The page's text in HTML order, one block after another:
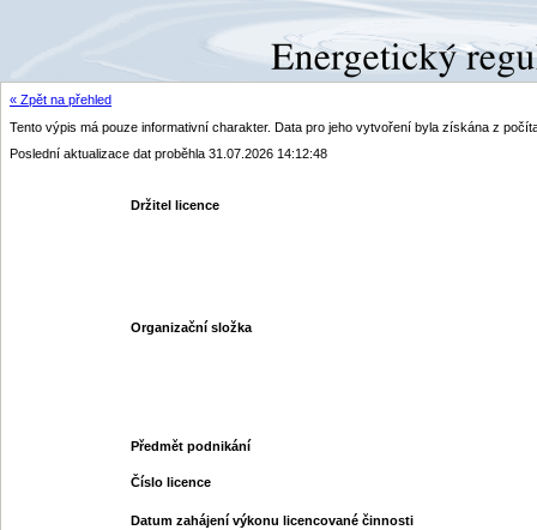
« Zpět na přehled
Tento výpis má pouze informativní charakter. Data pro jeho vytvoření byla získána z
Poslední aktualizace dat proběhla 31.07.2026 14:12:48
Držitel licence
Organizační složka
Předmět podnikání
Číslo licence
Datum zahájení výkonu licencované činnosti